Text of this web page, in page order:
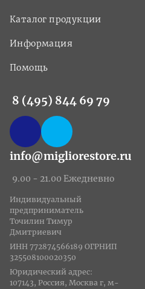
Каталог продукции
Информация
Помощь
8 (495) 844 69 79
info@migliorestore.ru
9.00 - 21.00 Ежедневно
Индивидуальный
предприниматель
Точилин Тимур
Дмитриевич
ИНН 772874566189 ОГРНИП
325508100020350
Юридический адрес:
107143, Россия, Москва г, м-